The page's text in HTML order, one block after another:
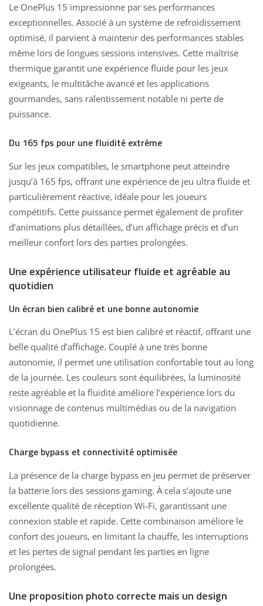
Le OnePlus 15 impressionne par ses performances
exceptionnelles. Associé à un système de refroidissement
optimisé, il parvient à maintenir des performances stables
même lors de longues sessions intensives. Cette maîtrise
thermique garantit une expérience fluide pour les jeux
exigeants, le multitâche avancé et les applications
gourmandes, sans ralentissement notable ni perte de
puissance.
Du 165 fps pour une fluidité extrême
Sur les jeux compatibles, le smartphone peut atteindre
jusqu’à 165 fps, offrant une expérience de jeu ultra fluide et
particulièrement réactive, idéale pour les joueurs
compétitifs. Cette puissance permet également de profiter
d’animations plus détaillées, d’un affichage précis et d’un
meilleur confort lors des parties prolongées.
Une expérience utilisateur fluide et agréable au
quotidien
Un écran bien calibré et une bonne autonomie
L’écran du OnePlus 15 est bien calibré et réactif, offrant une
belle qualité d’affichage. Couplé à une très bonne
autonomie, il permet une utilisation confortable tout au long
de la journée. Les couleurs sont équilibrées, la luminosité
reste agréable et la fluidité améliore l’expérience lors du
visionnage de contenus multimédias ou de la navigation
quotidienne.
Charge bypass et connectivité optimisée
La présence de la charge bypass en jeu permet de préserver
la batterie lors des sessions gaming. À cela s’ajoute une
excellente qualité de réception Wi-Fi, garantissant une
connexion stable et rapide. Cette combinaison améliore le
confort des joueurs, en limitant la chauffe, les interruptions
et les pertes de signal pendant les parties en ligne
prolongées.
Une proposition photo correcte mais un design